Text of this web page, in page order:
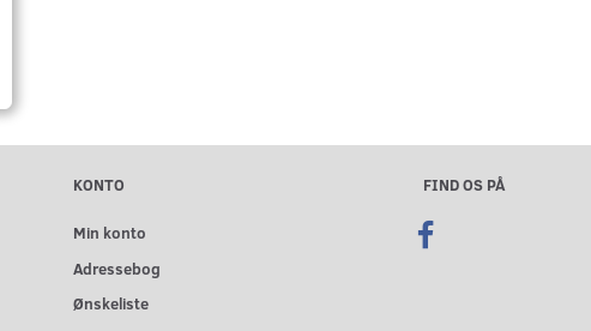
KONTO
Min konto
Adressebog
Ønskeliste
FIND OS PÅ